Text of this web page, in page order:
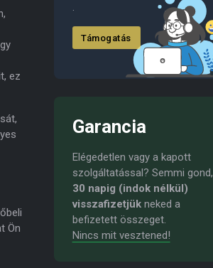
ez
Ön
.
Támogatás
Garancia
Elégedetlen vagy a kapott
szolgáltatással? Semmi gond,
30 napig (indok nélkül)
visszafizetjükneked a
befizetett összeget.
Nincs mit vesztened!